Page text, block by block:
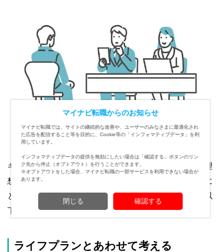
キャリアプランは未来の理想像を描くものですが、高い理
想や非現実的な理想を描いても意味がありません。自分に
とって明確な目標となるキャリアプランにするために、以
下のポイントを押さえておきましょう。
ライフプランとあわせて考える
マイナビ転職からのお知らせ
マイナビ転職では、サイトの継続的な改善や、ユーザーのみなさまに最適化され
た広告を配信すること等を目的に、Cookie等の「インフォマティブデータ」を利
用しています。
インフォマティブデータの提供を無効にしたい場合は「確認する」ボタンのリン
ク先から停止（オプトアウト）を行うことができます。
※オプトアウトをした場合、マイナビ転職の一部サービスを利用できない場合が
あります。
閉じる 確認する